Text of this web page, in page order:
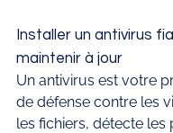
Installer un antivirus
maintenir à jour
Un antivirus est votre
de défense contre les
les fichiers, détecte